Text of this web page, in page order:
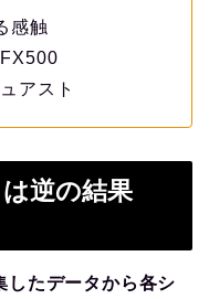
感触
アスト
逆の結果
したデータから各シ